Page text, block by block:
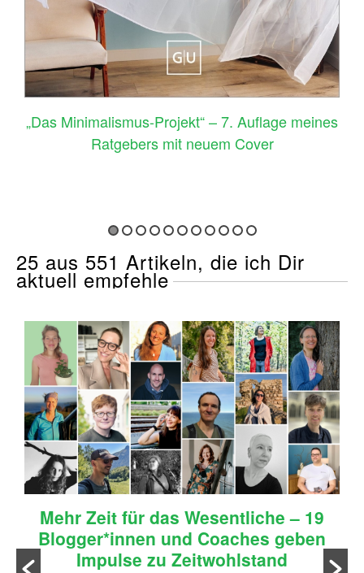
„Das Minimalismus-Projekt“ – 7. Auflage meines
Ratgebers mit neuem Cover
25 aus 551 Artikeln, die ich Dir
aktuell empfehle
Mehr Zeit für das Wesentliche – 19
Blogger*innen und Coaches geben
Impulse zu Zeitwohlstand